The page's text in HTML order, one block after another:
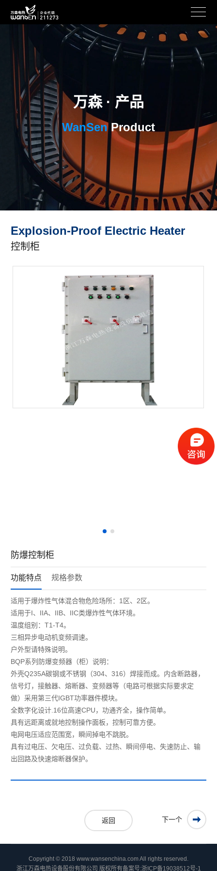
万森 · 产品
WanSenProduct
Explosion-Proof Electric Heater
控制柜
防爆控制柜
功能特点 规格参数
适用于爆炸性气体混合物危险场所：1区、2区。
适用于I、IIA、IIB、IIC类爆炸性气体环境。
温度组别：T1-T4。
三相异步电动机变频调速。
户外型请特殊说明。
BQP系列防爆变频器（柜）说明：
外壳Q235A碳钢或不锈钢（304、316）焊接而成。内含断路器，
信号灯，接触器、熔断器、变频器等（电路可根据实际要求定
做）采用第三代IGBT功率器件模块。
全数字化设计.16位高速CPU，功通齐全，操作简单。
具有远距离或就地控制操作面板，控制可靠方便。
电网电压适应范围宽，瞬间掉电不跳脱。
具有过电压、欠电压、过负载、过热、瞬间停电、失速防止、输
出回路及快速熔断器保护。
下一个
返回
Copyright © 2018 www.wansenchina.com All rights reserved.
浙江万森电热设备股份有限公司 版权所有备案号:浙ICP备19038512号-1